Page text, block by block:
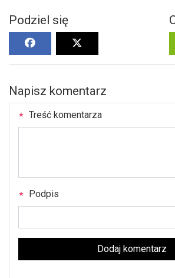
Podziel się
Napisz komentarz
Treść komentarza
Podpis
Dodaj komentarz